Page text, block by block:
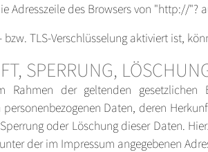
Adresszeile des Browsers von "http://"?
bzw. TLS-Verschlüsselung aktiviert ist,
SPERRUNG,
Rahmen der geltenden
personenbezogenen Daten, deren
oder Löschung dieser Daten.
der im Impressum angegebenen